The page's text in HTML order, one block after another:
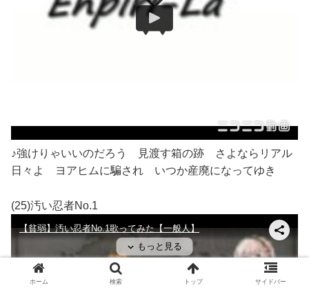
♪強けりゃいいのだろう 見渡す箱の跡 さよならリアル
日々よ ヨアヒムに騙され いつか産廃になってゆき
(25)汚い忍者No.1
ホーム 検索 トップ サイドバー